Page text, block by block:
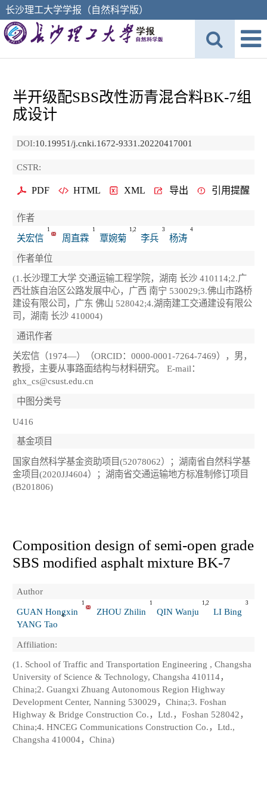
长沙理工大学学报（自然科学版）
半开级配SBS改性沥青混合料BK-7组
成设计
DOI:10.19951/j.cnki.1672-9331.20220417001
CSTR:
PDF HTML XML 导出 引用提醒
作者
关宏信
1
周直霖
1
覃婉菊
1,2
李兵
3
杨涛
4
作者单位
(1.长沙理工大学 交通运输工程学院，湖南 长沙 410114;2.广
西壮族自治区公路发展中心，广西 南宁 530029;3.佛山市路桥
建设有限公司，广东 佛山 528042;4.湖南建工交通建设有限公
司，湖南 长沙 410004)
通讯作者
关宏信（1974—）（ORCID：0000-0001-7264-7469），男，
教授，主要从事路面结构与材料研究。 E-mail：
ghx_cs@csust.edu.cn
中图分类号
U416
基金项目
国家自然科学基金资助项目(52078062）；湖南省自然科学基
金项目(2020JJ4604）；湖南省交通运输地方标准制修订项目
(B201806)
Composition design of semi-open grade
SBS modified asphalt mixture BK-7
Author
GUAN Hongxin
1
ZHOU Zhilin
1
QIN Wanju
1,2
LI Bing
3
YANG Tao
4
Affiliation:
(1. School of Traffic and Transportation Engineering , Changsha
University of Science & Technology, Changsha 410114，
China;2. Guangxi Zhuang Autonomous Region Highway
Development Center, Nanning 530029，China;3. Foshan
Highway & Bridge Construction Co.，Ltd.，Foshan 528042，
China;4. HNCEG Communications Construction Co.，Ltd.,
Changsha 410004，China)